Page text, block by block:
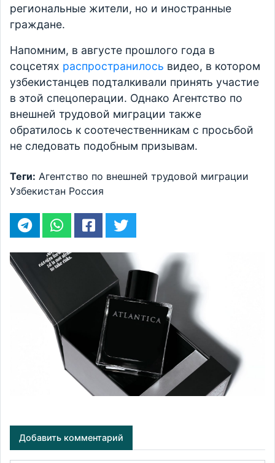
региональные жители, но и иностранные
граждане.
Напомним, в августе прошлого года в
соцсетях распространилось видео, в котором
узбекистанцев подталкивали принять участие
в этой спецоперации. Однако Агентство по
внешней трудовой миграции также
обратилось к соотечественникам с просьбой
не следовать подобным призывам.
Теги: Агентство по внешней трудовой миграции
Узбекистан Россия
Добавить комментарий